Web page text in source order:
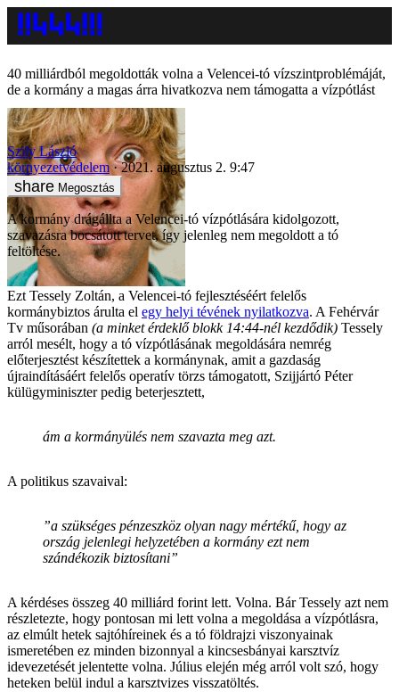
40 milliárdból megoldották volna a Velencei-tó vízszintproblémáját,
de a kormány a magas árra hivatkozva nem támogatta a vízpótlást
Szily László
környezetvédelem
2021. augusztus 2. 9:47
Megosztás
A kormány drágállta a Velencei-tó vízpótlására kidolgozott,
szavazásra bocsátott tervet, így jelenleg nem megoldott a tó
feltöltése.
Ezt Tessely Zoltán, a Velencei-tó fejlesztéséért felelős
kormánybiztos árulta el egy helyi tévének nyilatkozva. A Fehérvár
Tv műsorában (a minket érdeklő blokk 14:44-nél kezdődik) Tessely
arról mesélt, hogy a tó vízpótlásának megoldására nemrég
előterjesztést készítettek a kormánynak, amit a gazdaság
újraindításáért felelős operatív törzs támogatott, Szijjártó Péter
külügyminiszter pedig beterjesztett,
ám a kormányülés nem szavazta meg azt.
A politikus szavaival:
”a szükséges pénzeszköz olyan nagy mértékű, hogy az
ország jelenlegi helyzetében a kormány ezt nem
szándékozik biztosítani”
A kérdéses összeg 40 milliárd forint lett. Volna. Bár Tessely azt nem
részletezte, hogy pontosan mi lett volna a megoldása a vízpótlásra,
az elmúlt hetek sajtóhíreinek és a tó földrajzi viszonyainak
ismeretében ez minden bizonnyal a kincsesbányai karsztvíz
idevezetését jelentette volna. Július elején még arról volt szó, hogy
heteken belül indul a karsztvizes visszatöltés.